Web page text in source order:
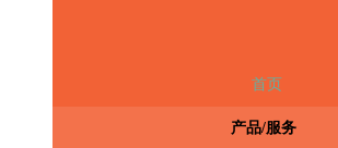
首页
产品/服务